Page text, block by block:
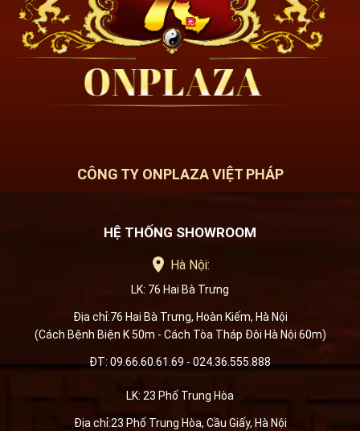
CÔNG TY ONPLAZA VIỆT PHÁP
HỆ THỐNG SHOWROOM
Hà Nội:
LK: 76 Hai Bà Trưng
Địa chỉ:76 Hai Bà Trưng, Hoàn Kiếm, Hà Nội
(Cách Bệnh Biện K 50m - Cách Tòa Tháp Đôi Hà Nội 60m)
ĐT: 09.66.60.61.69 - 024.36.555.888
LK: 23 Phố Trung Hòa
Địa chỉ:23 Phố Trung Hòa, Cầu Giấy, Hà Nội